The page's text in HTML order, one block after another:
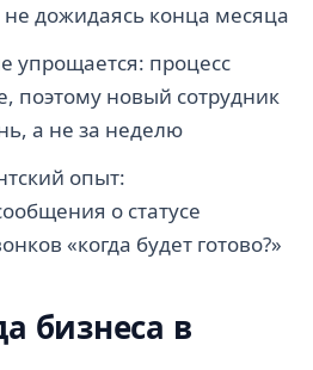
дожидаясь конца месяца
упрощается: процесс
поэтому новый сотрудник
а не за неделю
опыт:
о статусе
«когда будет готово?»
бизнеса в